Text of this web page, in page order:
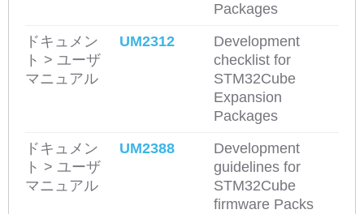
Packages
ドキュメン
ト > ユーザ
マニュアル
UM2312
Development
checklist for
STM32Cube
Expansion
Packages
ドキュメン
ト > ユーザ
マニュアル
UM2388
Development
guidelines for
STM32Cube
firmware Packs